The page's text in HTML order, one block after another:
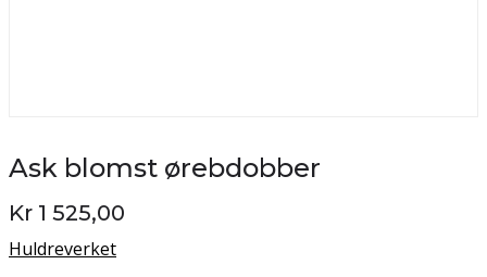
Ask blomst ørebdobber
Kr 1 525,00
Huldreverket